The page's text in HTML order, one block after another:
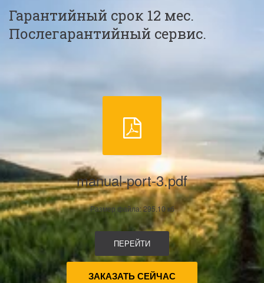
Гарантийный срок 12 мес.
Послегарантийный сервис.
manual-port-3.pdf
Размер файла: 295.10 кб
ПЕРЕЙТИ
ЗАКАЗАТЬ СЕЙЧАС